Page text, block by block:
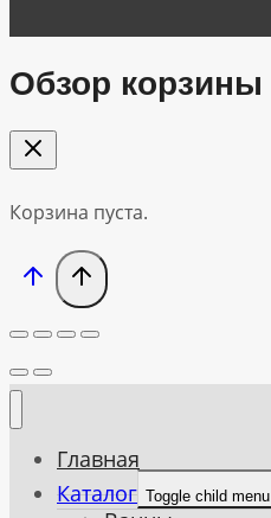
Обзор корзины
Корзина пуста.
Главная
Каталог Toggle child menu